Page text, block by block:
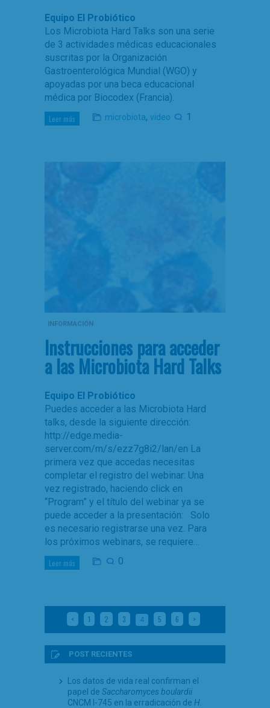
Equipo El Probiótico
Los Microbiota Hard Talks son una serie
de 3 actividades médicas educacionales
suscritas por la Organización
Gastroenterológica Mundial (WGO) y
apoyadas por una beca educacional
médica por Biocodex (Francia).
Leer más microbiota, video 1
INFORMACIÓN
Instrucciones para acceder
a las Microbiota Hard Talks
Equipo El Probiótico
Puedes acceder a las Microbiota Hard
talks, desde la siguiente dirección:
http://edge.media-
server.com/m/s/ezz7g8i2/lan/en La
primera vez que accedas necesitas
completar el registro del webinar: Una
vez registrado, haciendo click en
“Program” y el título del webinar ya se
puede acceder a la presentación: Solo
es necesario registrarse una vez. Para
los próximos webinars, se requiere…
Leer más 0
< 1 2 3 4 5 6 >
POST RECIENTES
Los datos de vida real confirman el
papel de Saccharomyces boulardii
CNCM I-745 en la erradicación de H.